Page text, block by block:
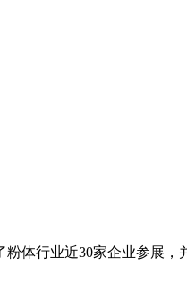
体行业近30家企业参展，